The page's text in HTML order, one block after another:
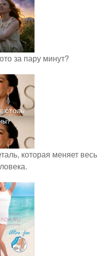
за пару минут?
которая меняет весь